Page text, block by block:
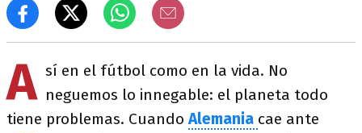
A sí en el fútbol como en la vida. No
neguemos lo innegable: el planeta todo
tiene problemas. CuandoAlemania cae ante